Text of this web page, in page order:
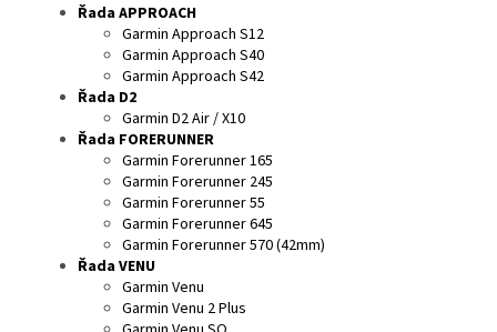
Řada APPROACH
Garmin Approach S12
Garmin Approach S40
Garmin Approach S42
Řada D2
Garmin D2 Air / X10
Řada FORERUNNER
Garmin Forerunner 165
Garmin Forerunner 245
Garmin Forerunner 55
Garmin Forerunner 645
Garmin Forerunner 570 (42mm)
Řada VENU
Garmin Venu
Garmin Venu 2 Plus